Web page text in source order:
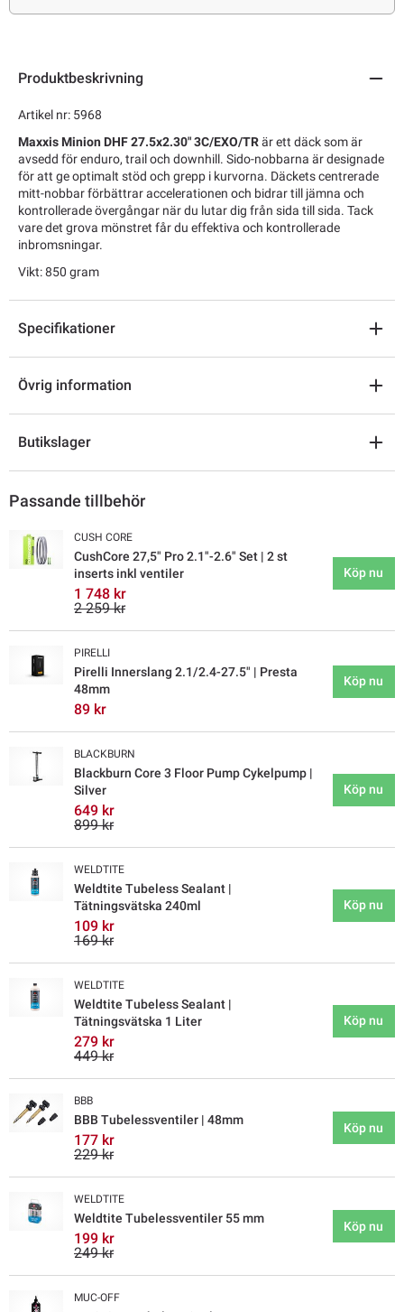
Produktbeskrivning
Artikel nr: 5968
Maxxis Minion DHF 27.5x2.30" 3C/EXO/TRär ett däck som är
avsedd för enduro, trail och downhill. Sido-nobbarna är designade
för att ge optimalt stöd och grepp i kurvorna. Däckets centrerade
mitt-nobbar förbättrar accelerationen och bidrar till jämna och
kontrollerade övergångar när du lutar dig från sida till sida. Tack
vare det grova mönstret får du effektiva och kontrollerade
inbromsningar.
Vikt: 850 gram
Specifikationer
Övrig information
Butikslager
Passande tillbehör
CUSH CORE
CushCore 27,5" Pro 2.1"-2.6" Set | 2 st
inserts inkl ventiler
1 748 kr
2 259 kr
Köp nu
PIRELLI
Pirelli Innerslang 2.1/2.4-27.5" | Presta
48mm
89 kr
Köp nu
BLACKBURN
Blackburn Core 3 Floor Pump Cykelpump |
Silver
649 kr
899 kr
Köp nu
WELDTITE
Weldtite Tubeless Sealant |
Tätningsvätska 240ml
109 kr
169 kr
Köp nu
WELDTITE
Weldtite Tubeless Sealant |
Tätningsvätska 1 Liter
279 kr
449 kr
Köp nu
BBB
BBB Tubelessventiler | 48mm
177 kr
229 kr
Köp nu
WELDTITE
Weldtite Tubelessventiler 55 mm
199 kr
249 kr
Köp nu
MUC-OFF